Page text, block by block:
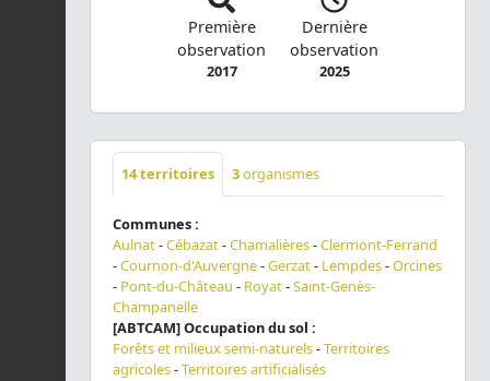
Première
observation
2017
Dernière
observation
2025
14territoires 3organismes
Communes :
Aulnat-Cébazat-Chamalières-Clermont-Ferrand
-Cournon-d'Auvergne-Gerzat- Lempdes-Orcines
- Pont-du-Château - Royat-Saint-Genès-
Champanelle
[ABTCAM] Occupation du sol :
Forêts et milieux semi-naturels-Territoires
agricoles-Territoires artificialisés